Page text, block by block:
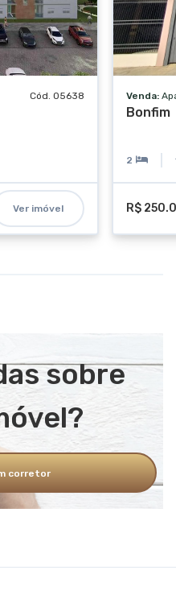
Cód. 05638
Ver imóvel
Venda:
Bonfim
2
R$
sobre
corretor